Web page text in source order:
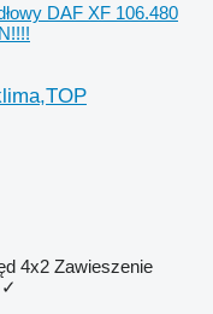
DAF XF 106.480
4x2 Zawieszenie
✓